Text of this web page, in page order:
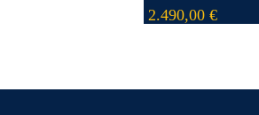
2.490,00 €